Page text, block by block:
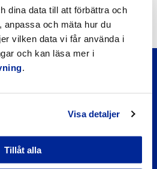
dina data till att förbättra och
anpassa och mäta hur du
vilken data vi får använda i
och kan läsa mer i
Visa detaljer
Tillåt alla